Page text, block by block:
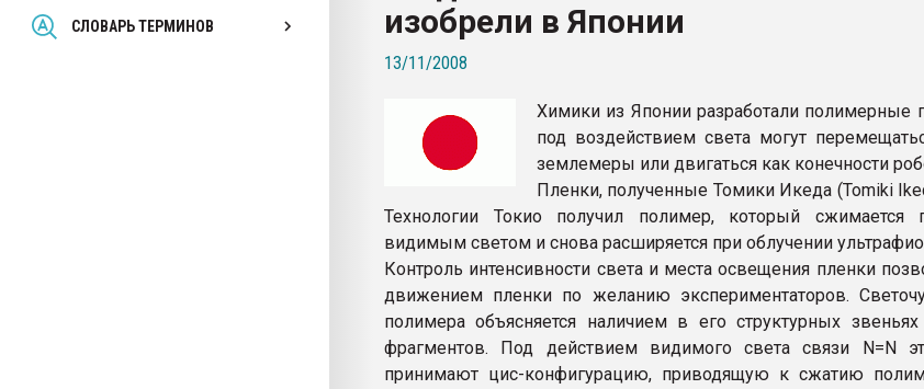
СЛОВАРЬ ТЕРМИНОВ
Всё, что касается выдува ПЭТ
бутылок
ПЕРЕЙТИ НА ФОРУМ
изобрели в Японии
13/11/2008
Химики из Японии разработали полимерные
под воздействием света могут
землемеры или двигаться как конечности
Пленки, полученные Томики Икеда (Tomiki
Технологии Токио получил полимер, который сжимается
видимым светом и снова расширяется при облучении
Контроль интенсивности света и места освещения пленки
движением пленки по желанию экспериментаторов.
полимера объясняется наличием в его структурных
фрагментов. Под действием видимого света связи N=N
принимают цис-конфигурацию, приводящую к сжатию